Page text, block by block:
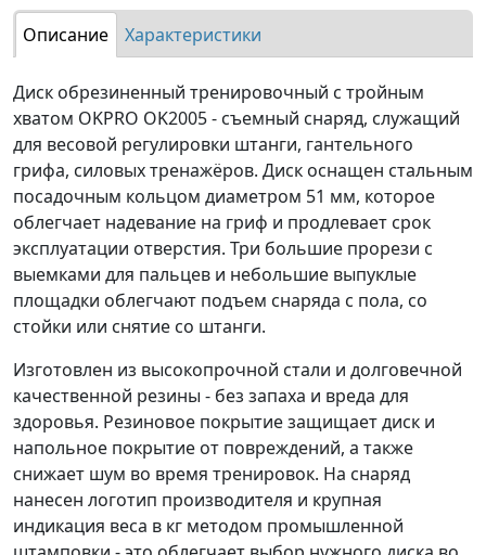
Описание Характеристики
Диск обрезиненный тренировочный с тройным
хватом OKPRO OK2005 - съемный снаряд, служащий
для весовой регулировки штанги, гантельного
грифа, силовых тренажёров. Диск оснащен стальным
посадочным кольцом диаметром 51 мм, которое
облегчает надевание на гриф и продлевает срок
эксплуатации отверстия. Три большие прорези с
выемками для пальцев и небольшие выпуклые
площадки облегчают подъем снаряда с пола, со
стойки или снятие со штанги.
Изготовлен из высокопрочной стали и долговечной
качественной резины - без запаха и вреда для
здоровья. Резиновое покрытие защищает диск и
напольное покрытие от повреждений, а также
снижает шум во время тренировок. На снаряд
нанесен логотип производителя и крупная
индикация веса в кг методом промышленной